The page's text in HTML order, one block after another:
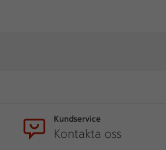
Kundservice
Kontakta oss